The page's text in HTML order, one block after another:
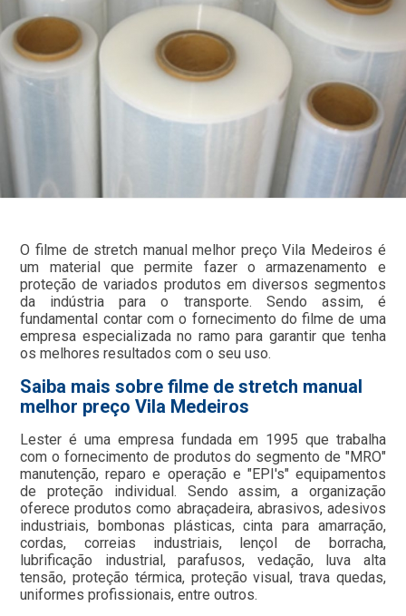
O filme de stretch manual melhor preço Vila Medeiros é
um material que permite fazer o armazenamento e
proteção de variados produtos em diversos segmentos
da indústria para o transporte. Sendo assim, é
fundamental contar com o fornecimento do filme de uma
empresa especializada no ramo para garantir que tenha
os melhores resultados com o seu uso.
Saiba mais sobre filme de stretch manual
melhor preço Vila Medeiros
Lester é uma empresa fundada em 1995 que trabalha
com o fornecimento de produtos do segmento de "MRO"
manutenção, reparo e operação e "EPI's" equipamentos
de proteção individual. Sendo assim, a organização
oferece produtos como abraçadeira, abrasivos, adesivos
industriais, bombonas plásticas, cinta para amarração,
cordas, correias industriais, lençol de borracha,
lubrificação industrial, parafusos, vedação, luva alta
tensão, proteção térmica, proteção visual, trava quedas,
uniformes profissionais, entre outros.